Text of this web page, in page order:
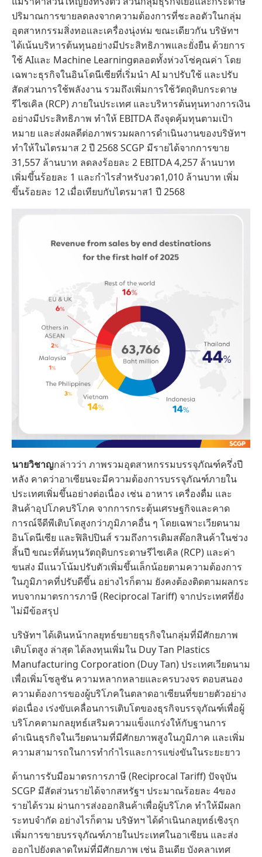
ปริมาณการขายลดลงจากความต้องการที่ชะลอตัวในกลุ่ม
อุตสาหกรรมสิ่งทอและเครื่องนุ่งห่ม ขณะเดียวกัน บริษัทฯ
ได้เน้นบริหารต้นทุนอย่างมีประสิทธิภาพและยั่งยืน ด้วยการ
ใช้ AIและ Machine Learningตลอดทั้งห่วงโซ่คุณค่า โดย
เฉพาะธุรกิจในอินโดนีเซียที่เริ่มนำ AI มาปรับใช้ และปรับ
สัดส่วนการใช้พลังงาน รวมถึงเพิ่มการใช้วัตถุดิบกระดาษ
รีไซเคิล (RCP) ภายในประเทศ และบริหารต้นทุนทางการเงิน
อย่างมีประสิทธิภาพ ทำให้ EBITDA ถึงจุดคุ้มทุนตามเป้า
หมาย และส่งผลดีต่อภาพรวมผลการดำเนินงานของบริษัทฯ
ทำให้ในไตรมาส 2 ปี 2568 SCGP มีรายได้จากการขาย
31,557 ล้านบาท ลดลงร้อยละ 2 EBITDA 4,257 ล้านบาท
เพิ่มขึ้นร้อยละ 1 และกำไรสำหรับงวด1,010 ล้านบาท เพิ่ม
ขึ้นร้อยละ 12 เมื่อเทียบกับไตรมาส1 ปี 2568
นายวิชาญกล่าวว่า ภาพรวมอุตสาหกรรมบรรจุภัณฑ์ครึ่งปี
หลัง คาดว่าอาเซียนจะมีความต้องการบรรจุภัณฑ์ภายใน
ประเทศเพิ่มขึ้นอย่างต่อเนื่อง เช่น อาหาร เครื่องดื่ม และ
สินค้าอุปโภคบริโภค จากการกระตุ้นเศรษฐกิจและคาด
การณ์จีดีพีเติบโตสูงกว่าภูมิภาคอื่น ๆ โดยเฉพาะเวียดนาม
อินโดนีเซีย และฟิลิปปินส์ รวมถึงการเติมสต๊อกสินค้าในช่วง
สิ้นปี ขณะที่ต้นทุนวัตถุดิบกระดาษรีไซเคิล (RCP) และค่า
ขนส่ง มีแนวโน้มปรับตัวเพิ่มขึ้นเล็กน้อยตามความต้องการ
ในภูมิภาคที่ปรับดีขึ้น อย่างไรก็ตาม ยังคงต้องติดตามผลกระ
ทบจากมาตรการภาษี (Reciprocal Tariff) จากประเทศที่ยัง
ไม่มีข้อสรุป
บริษัทฯ ได้เดินหน้ากลยุทธ์ขยายธุรกิจในกลุ่มที่มีศักยภาพ
เติบโตสูง ล่าสุด ได้ลงทุนเพิ่มใน Duy Tan Plastics
Manufacturing Corporation (Duy Tan) ประเทศเวียดนาม
เพื่อเพิ่มโซลูชัน ความหลากหลายและครบวงจร ตอบสนอง
ความต้องการของผู้บริโภคในตลาดอาเซียนที่ขยายตัวอย่าง
ต่อเนื่อง เร่งขับเคลื่อนการเติบโตของธุรกิจบรรจุภัณฑ์เพื่อผู้
บริโภคตามกลยุทธ์เสริมความแข็งแกร่งให้กับฐานการ
ดำเนินธุรกิจในเวียดนามที่มีศักยภาพสูงในภูมิภาค และเพิ่ม
ความสามารถในการทำกำไรและการแข่งขันในระยะยาว
ด้านการรับมือมาตรการภาษี (Reciprocal Tariff) ปัจจุบัน
SCGP มีสัดส่วนรายได้จากสหรัฐฯ ประมาณร้อยละ 4ของ
รายได้รวม ผ่านการส่งออกสินค้าเพื่อผู้บริโภค ทำให้มีผลก
ระทบจำกัด อย่างไรก็ตาม บริษัทฯ ได้ดำเนินกลยุทธ์เชิงรุก
เพิ่มการขายบรรจุภัณฑ์ภายในประเทศในอาเซียน และส่ง
ออกไปยังตลาดใหม่ที่มีศักยภาพ เช่น อินเดีย บังคลาเทศ